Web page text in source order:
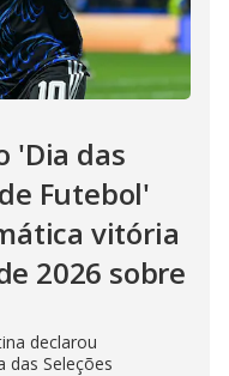
'Dia das
Futebol'
vitória
2026 sobre
declarou
Seleções